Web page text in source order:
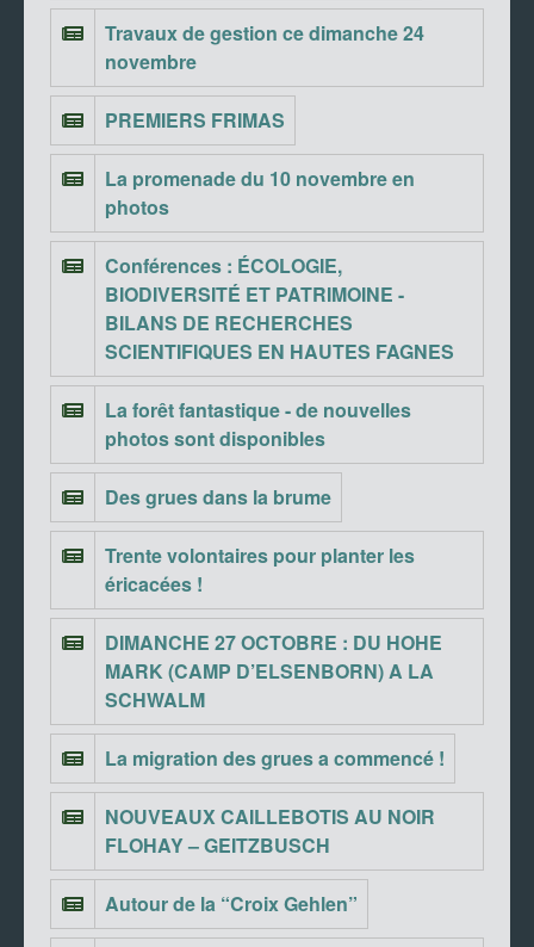
Travaux de gestion ce dimanche 24
novembre
PREMIERS FRIMAS
La promenade du 10 novembre en
photos
Conférences : ÉCOLOGIE,
BIODIVERSITÉ ET PATRIMOINE -
BILANS DE RECHERCHES
SCIENTIFIQUES EN HAUTES FAGNES
La forêt fantastique - de nouvelles
photos sont disponibles
Des grues dans la brume
Trente volontaires pour planter les
éricacées !
DIMANCHE 27 OCTOBRE : DU HOHE
MARK (CAMP D’ELSENBORN) A LA
SCHWALM
La migration des grues a commencé !
NOUVEAUX CAILLEBOTIS AU NOIR
FLOHAY – GEITZBUSCH
Autour de la “Croix Gehlen”